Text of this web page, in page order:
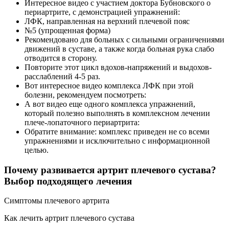
Интересное видео с участием доктора Бубновского о
периартрите, с демонстрацией упражнений:
ЛФК, направленная на верхний плечевой пояс
№5 (упрощенная форма)
Рекомендовано для больных с сильными ограничениями
движений в суставе, а также когда больная рука слабо
отводится в сторону.
Повторите этот цикл вдохов-напряжений и выдохов-
расслаблений 4-5 раз.
Вот интересное видео комплекса ЛФК при этой
болезни, рекомендуем посмотреть:
А вот видео еще одного комплекса упражнений,
который полезно выполнять в комплексном лечении
плече-лопаточного периартрита:
Обратите внимание: комплекс приведен не со всеми
упражнениями и исключительно с информационной
целью.
Почему развивается артрит плечевого сустава?
Выбор подходящего лечения
Симптомы плечевого артрита
Как лечить артрит плечевого сустава